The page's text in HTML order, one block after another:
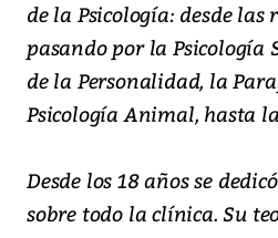
de la Psicología: desde las
pasando por la Psicología
de la Personalidad, la
Psicología Animal, hasta
Desde los 18 años se
sobre todo la clínica. Su